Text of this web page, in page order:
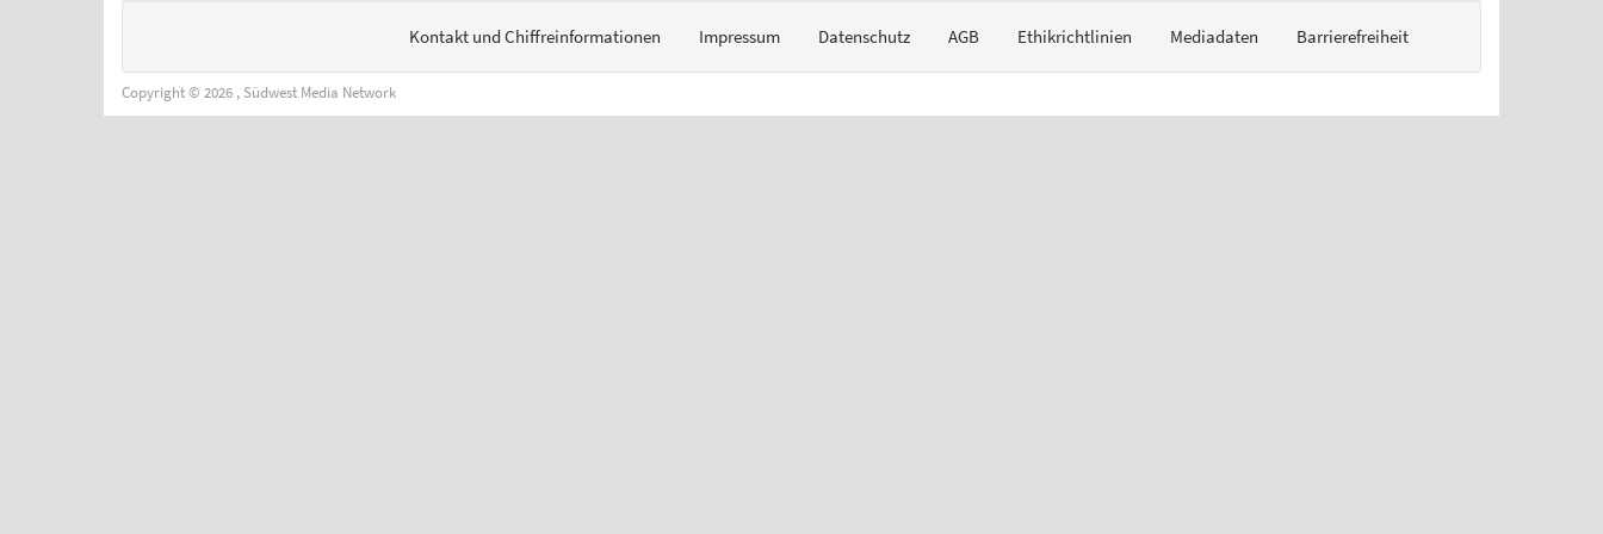
Kontakt und Chiffreinformationen Impressum Datenschutz AGB Ethikrichtlinien Mediadaten Barrierefreiheit
Copyright © 2026 , Südwest Media Network